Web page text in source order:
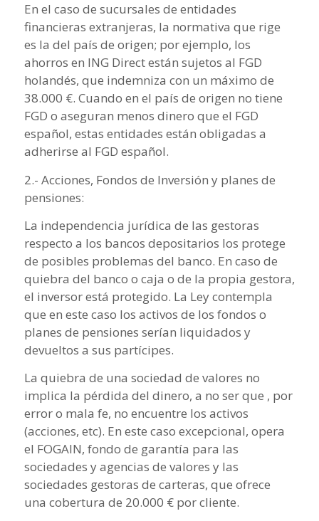
En el caso de sucursales de entidades
financieras extranjeras, la normativa que rige
es la del país de origen; por ejemplo, los
ahorros en ING Direct están sujetos al FGD
holandés, que indemniza con un máximo de
38.000 €. Cuando en el país de origen no tiene
FGD o aseguran menos dinero que el FGD
español, estas entidades están obligadas a
adherirse al FGD español.
2.- Acciones, Fondos de Inversión y planes de
pensiones:
La independencia jurídica de las gestoras
respecto a los bancos depositarios los protege
de posibles problemas del banco. En caso de
quiebra del banco o caja o de la propia gestora,
el inversor está protegido. La Ley contempla
que en este caso los activos de los fondos o
planes de pensiones serían liquidados y
devueltos a sus partícipes.
La quiebra de una sociedad de valores no
implica la pérdida del dinero, a no ser que , por
error o mala fe, no encuentre los activos
(acciones, etc). En este caso excepcional, opera
el FOGAIN, fondo de garantía para las
sociedades y agencias de valores y las
sociedades gestoras de carteras, que ofrece
una cobertura de 20.000 € por cliente.